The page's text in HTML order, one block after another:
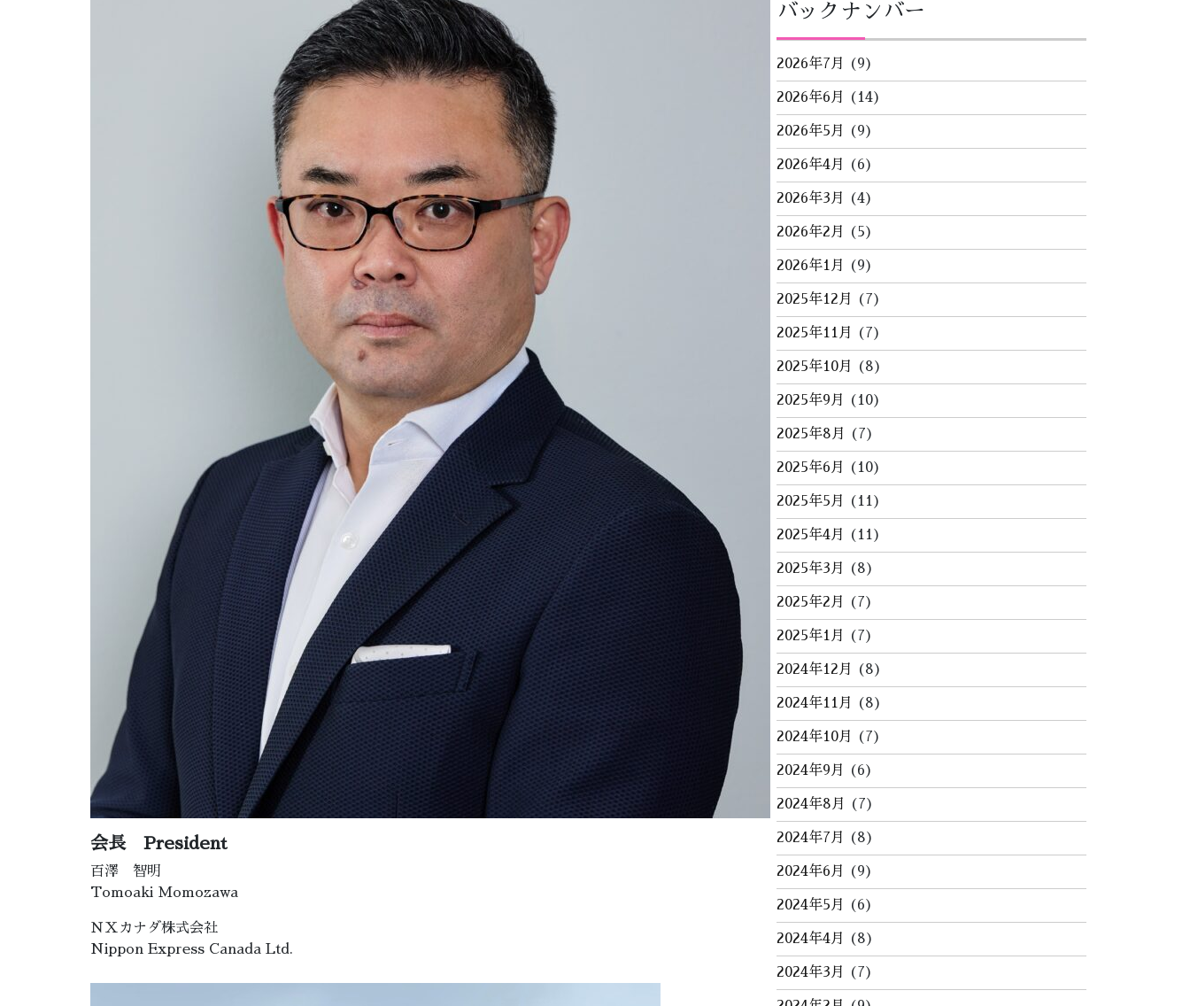
会長 President
百澤 智明
Tomoaki Momozawa
ＮＸカナダ株式会社
Nippon Express Canada Ltd.
バックナンバー
2026年7月 (9)
2026年6月 (14)
2026年5月 (9)
2026年4月 (6)
2026年3月 (4)
2026年2月 (5)
2026年1月 (9)
2025年12月 (7)
2025年11月 (7)
2025年10月 (8)
2025年9月 (10)
2025年8月 (7)
2025年6月 (10)
2025年5月 (11)
2025年4月 (11)
2025年3月 (8)
2025年2月 (7)
2025年1月 (7)
2024年12月 (8)
2024年11月 (8)
2024年10月 (7)
2024年9月 (6)
2024年8月 (7)
2024年7月 (8)
2024年6月 (9)
2024年5月 (6)
2024年4月 (8)
2024年3月 (7)